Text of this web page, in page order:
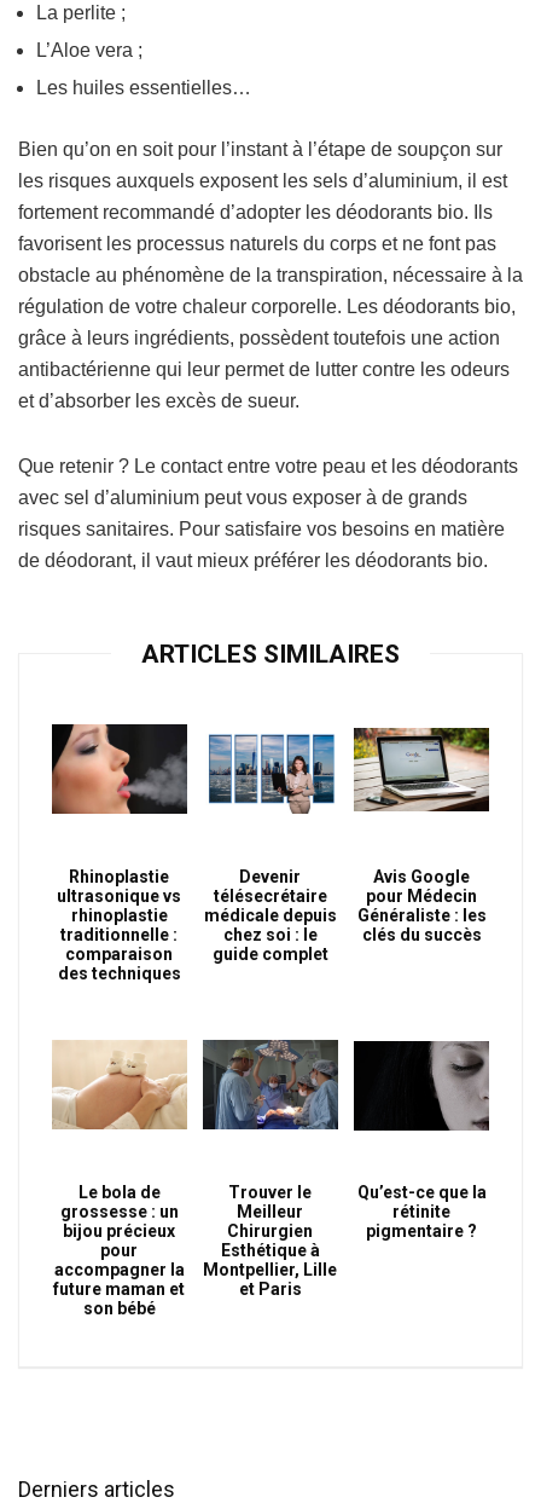
La perlite ;
L’Aloe vera ;
Les huiles essentielles…
Bien qu’on en soit pour l’instant à l’étape de soupçon sur
les risques auxquels exposent les sels d’aluminium, il est
fortement recommandé d’adopter les déodorants bio. Ils
favorisent les processus naturels du corps et ne font pas
obstacle au phénomène de la transpiration, nécessaire à la
régulation de votre chaleur corporelle. Les déodorants bio,
grâce à leurs ingrédients, possèdent toutefois une action
antibactérienne qui leur permet de lutter contre les odeurs
et d’absorber les excès de sueur.
Que retenir ? Le contact entre votre peau et les déodorants
avec sel d’aluminium peut vous exposer à de grands
risques sanitaires. Pour satisfaire vos besoins en matière
de déodorant, il vaut mieux préférer les déodorants bio.
ARTICLES SIMILAIRES
Rhinoplastie
ultrasonique vs
rhinoplastie
traditionnelle :
comparaison
des techniques
Devenir
télésecrétaire
médicale depuis
chez soi : le
guide complet
Avis Google
pour Médecin
Généraliste : les
clés du succès
Le bola de
grossesse : un
bijou précieux
pour
accompagner la
future maman et
son bébé
Trouver le
Meilleur
Chirurgien
Esthétique à
Montpellier, Lille
et Paris
Qu’est-ce que la
rétinite
pigmentaire ?
Derniers articles